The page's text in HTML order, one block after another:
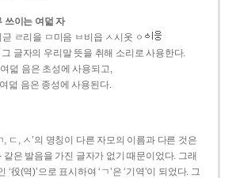
쓰이는 여덟 자
ㄹ리을 ㅁ미음 ㅂ비읍 ㅅ시옷 ㆁ
글자의 우리말 뜻을 취해 소리로 사용한다.
여덟 음은 초성에 사용되고,
여덟 음은 종성에 사용된다.
, ㄷ, ㅅ’의 명칭이 다른 자모의 이름과 다른 것은
같은 발음을 가진 글자가 없기 때문이었다. 그래
‘役(역)’으로 표시하여 ‘ㄱ’은 ‘기역’이 되었다. 그